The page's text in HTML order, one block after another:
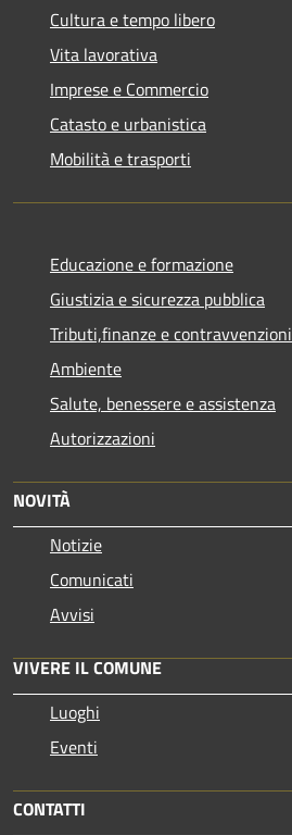
Cultura e tempo libero
Vita lavorativa
Imprese e Commercio
Catasto e urbanistica
Mobilità e trasporti
Educazione e formazione
Giustizia e sicurezza pubblica
Tributi,finanze e contravvenzioni
Ambiente
Salute, benessere e assistenza
Autorizzazioni
NOVITÀ
Notizie
Comunicati
Avvisi
VIVERE IL COMUNE
Luoghi
Eventi
CONTATTI